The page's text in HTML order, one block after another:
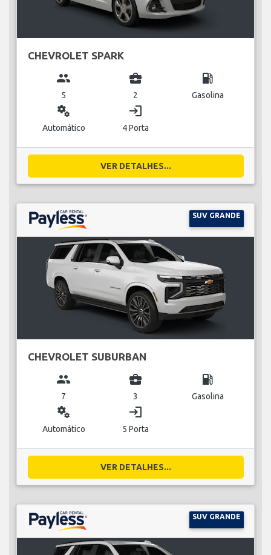
CHEVROLET SPARK
group
5
business_center
2
local_gas_station
Gasolina
miscellaneous_services
Automático
login
4 Porta
VER DETALHES...
SUV GRANDE
CHEVROLET SUBURBAN
group
7
business_center
3
local_gas_station
Gasolina
miscellaneous_services
Automático
login
5 Porta
VER DETALHES...
SUV GRANDE